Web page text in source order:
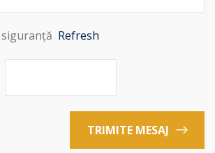
Refresh
TRIMITE MESAJ